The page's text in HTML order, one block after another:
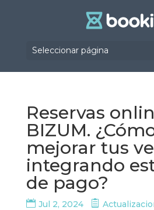
Seleccionar página
Reservas
BIZUM.
mejorar tus
integrando
de pago?
Jul 2, 2024